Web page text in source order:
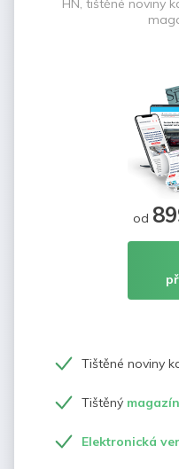
HN, tištěné noviny
od
Tištěné noviny
Tištěný
Elektronická